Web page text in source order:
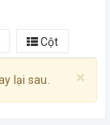
Cột
×
lại sau.